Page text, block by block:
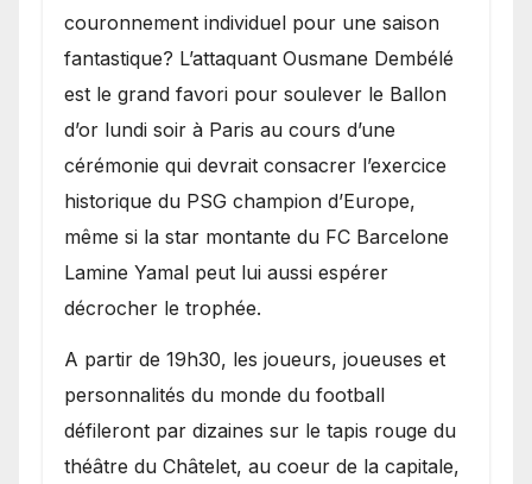
couronnement individuel pour une saison
fantastique? L’attaquant Ousmane Dembélé
est le grand favori pour soulever le Ballon
d’or lundi soir à Paris au cours d’une
cérémonie qui devrait consacrer l’exercice
historique du PSG champion d’Europe,
même si la star montante du FC Barcelone
Lamine Yamal peut lui aussi espérer
décrocher le trophée.
A partir de 19h30, les joueurs, joueuses et
personnalités du monde du football
défileront par dizaines sur le tapis rouge du
théâtre du Châtelet, au coeur de la capitale,